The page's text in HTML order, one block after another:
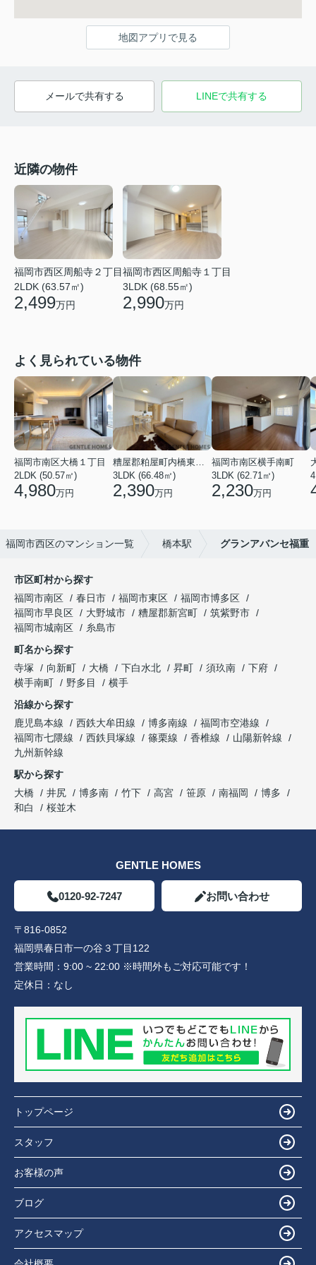
地図アプリで見る
メールで共有する LINEで共有する
近隣の物件
福岡市西区周船寺２丁目
2LDK (63.57㎡)
2,499万円
福岡市西区周船寺１丁目
3LDK (68.55㎡)
2,990万円
よく見られている物件
福岡市南区大橋１丁目
2LDK (50.57㎡)
4,980万円
糟屋郡粕屋町内橋東２丁目
3LDK (66.48㎡)
2,390万円
福岡市南区横手南町
3LDK (62.71㎡)
2,230万円
福岡市西区のマンション一覧 橋本駅 グランアバンセ福重
市区町村から探す
福岡市南区
春日市 福岡市東区
福岡市博多区
福岡市早良区
大野城市 糟屋郡新宮町
筑紫野市
福岡市城南区
糸島市
町名から探す
寺塚
向新町 大橋 下白水北 昇町 須玖南
下府
横手南町
野多目
横手
沿線から探す
鹿児島本線
西鉄大牟田線 博多南線
福岡市空港線
福岡市七隈線
西鉄貝塚線 篠栗線 香椎線
山陽新幹線
九州新幹線
駅から探す
大橋
井尻 博多南 竹下 高宮 笹原 南福岡
博多
和白
桜並木
GENTLE HOMES
0120-92-7247 お問い合わせ
〒816-0852
福岡県春日市一の谷３丁目122
営業時間： 9:00 ~ 22:00 ※時間外もご対応可能です！
定休日： なし
トップページ
スタッフ
お客様の声
ブログ
アクセスマップ